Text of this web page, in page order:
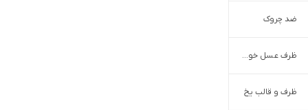
ضد چروک
ظرف عسل خوری
ظرف و قالب یخ